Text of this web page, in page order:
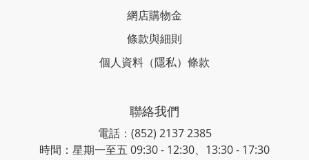
網店購物金
條款與細則
個人資料（隱私）條款
聯絡我們
電話：(852) 2137 2385
時間：星期一至五 09:30 - 12:30、13:30 - 17:30